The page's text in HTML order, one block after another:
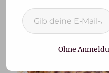
Clafoutis-
Kirschauflauf
Gib deine E-Mail-Adresse ein ...
Ohne